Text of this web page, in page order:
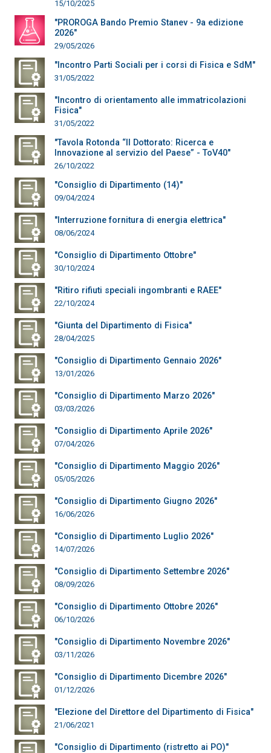
15/10/2025
"PROROGA Bando Premio Stanev - 9a edizione
2026"
29/05/2026
"Incontro Parti Sociali per i corsi di Fisica e SdM"
31/05/2022
"Incontro di orientamento alle immatricolazioni
Fisica"
31/05/2022
"Tavola Rotonda “Il Dottorato: Ricerca e
Innovazione al servizio del Paese” - ToV40"
26/10/2022
"Consiglio di Dipartimento (14)"
09/04/2024
"Interruzione fornitura di energia elettrica"
08/06/2024
"Consiglio di Dipartimento Ottobre"
30/10/2024
"Ritiro rifiuti speciali ingombranti e RAEE"
22/10/2024
"Giunta del Dipartimento di Fisica"
28/04/2025
"Consiglio di Dipartimento Gennaio 2026"
13/01/2026
"Consiglio di Dipartimento Marzo 2026"
03/03/2026
"Consiglio di Dipartimento Aprile 2026"
07/04/2026
"Consiglio di Dipartimento Maggio 2026"
05/05/2026
"Consiglio di Dipartimento Giugno 2026"
16/06/2026
"Consiglio di Dipartimento Luglio 2026"
14/07/2026
"Consiglio di Dipartimento Settembre 2026"
08/09/2026
"Consiglio di Dipartimento Ottobre 2026"
06/10/2026
"Consiglio di Dipartimento Novembre 2026"
03/11/2026
"Consiglio di Dipartimento Dicembre 2026"
01/12/2026
"Elezione del Direttore del Dipartimento di Fisica"
21/06/2021
"Consiglio di Dipartimento (ristretto ai PO)"